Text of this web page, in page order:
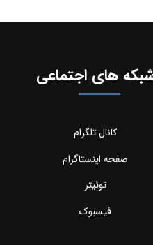
های اجتماعی
کانال تلگرام
صفحه اینستاگرام
توئیتر
فیسبوک